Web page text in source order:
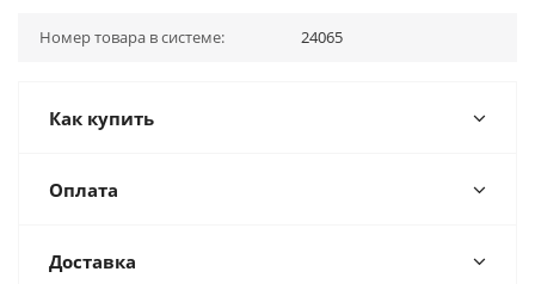
Номер товара в системе: 24065
Как купить
Оплата
Доставка